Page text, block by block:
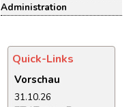
Administration
Quick-Links
Vorschau
31.10.26